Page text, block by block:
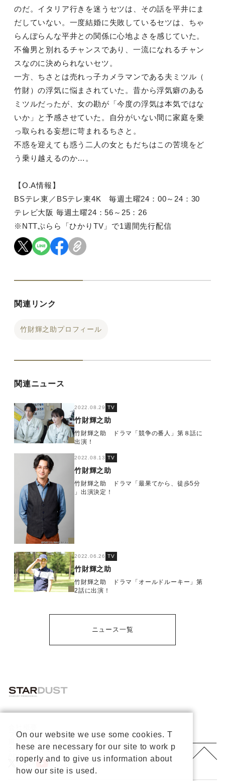
のだ。イタリア行きを迷うセツは、その話を平井にま
だしていない。一度結婚に失敗しているセツは、ちゃ
らんぽらんな平井との関係に心地よさを感じていた。
不倫男と別れるチャンスであり、一流になれるチャン
スなのに決められないセツ。
一方、ちさとは売れっ子カメラマンである夫ミツル（
竹財）の浮気に悩まされていた。昔から浮気癖のある
ミツルだったが、女の勘が「今度の浮気は本気ではな
いか」と予感させていた。自分がいない間に家庭を乗
っ取られる妄想に苛まれるちさと。
不惑を迎えても惑う二人の女ともだちはこの苦境をど
う乗り越えるのか…。
【O.A情報】
BSテレ東／BSテレ東4K 毎週土曜24：00～24：30
テレビ大阪 毎週土曜24：56～25：26
※NTTぷらら「ひかりTV」で1週間先行配信
関連リンク
竹財輝之助プロフィール
関連ニュース
2022.08.29 TV
竹財輝之助
竹財輝之助 ドラマ「競争の番人」第８話に
出演！
2022.08.13 TV
竹財輝之助
竹財輝之助 ドラマ「最果てから、徒歩5分
」出演決定！
2022.06.26 TV
竹財輝之助
竹財輝之助 ドラマ「オールドルーキー」第
2話に出演！
ニュース一覧
プライバシーポリシー
お問い合わせ
About Us
公式X
公式Youtube
On our website we use some cookies. T
hese are necessary for our site to work p
roperly and to give us information about
how our site is used.